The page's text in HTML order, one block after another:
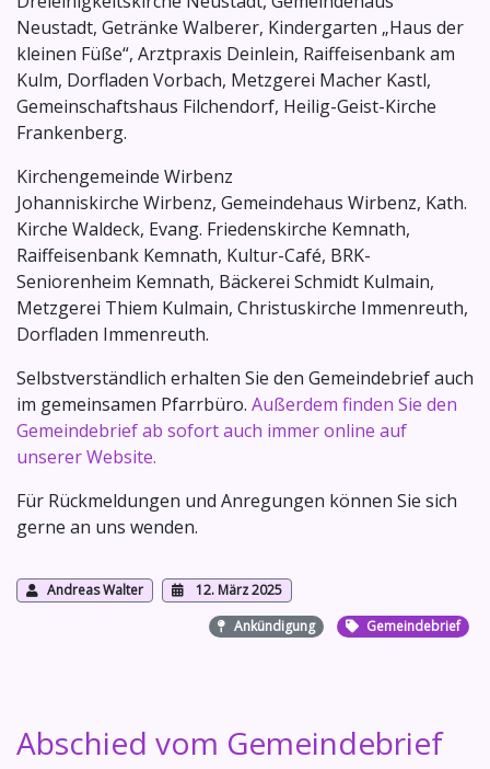
Neustadt, Getränke Walberer, Kindergarten „Haus der
kleinen Füße“, Arztpraxis Deinlein, Raiffeisenbank am
Kulm, Dorfladen Vorbach, Metzgerei Macher Kastl,
Gemeinschaftshaus Filchendorf, Heilig-Geist-Kirche
Frankenberg.
Kirchengemeinde Wirbenz
Johanniskirche Wirbenz, Gemeindehaus Wirbenz, Kath.
Kirche Waldeck, Evang. Friedenskirche Kemnath,
Raiffeisenbank Kemnath, Kultur-Café, BRK-
Seniorenheim Kemnath, Bäckerei Schmidt Kulmain,
Metzgerei Thiem Kulmain, Christuskirche Immenreuth,
Dorfladen Immenreuth.
Selbstverständlich erhalten Sie den Gemeindebrief auch
im gemeinsamen Pfarrbüro. Außerdem finden Sie den
Gemeindebrief ab sofort auch immer online auf
unserer Website.
Für Rückmeldungen und Anregungen können Sie sich
gerne an uns wenden.
Andreas Walter
12. März 2025
Ankündigung
Gemeindebrief
Abschied vom Gemeindebrief